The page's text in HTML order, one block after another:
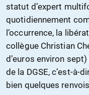
statut d’expert
quotidiennement
l’occurrence, la
collègue Christian
d’euros environ
de la DGSE, c’est-à-
bien quelques